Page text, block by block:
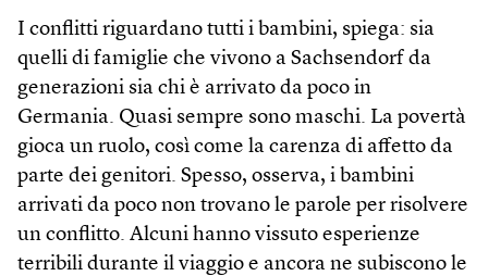
I conflitti riguardano tutti i bambini, spiega: sia
quelli di famiglie che vivono a Sachsendorf da
generazioni sia chi è arrivato da poco in
Germania. Quasi sempre sono maschi. La povertà
gioca un ruolo, così come la carenza di affetto da
parte dei genitori. Spesso, osserva, i bambini
arrivati da poco non trovano le parole per risolvere
un conflitto. Alcuni hanno vissuto esperienze
terribili durante il viaggio e ancora ne subiscono le